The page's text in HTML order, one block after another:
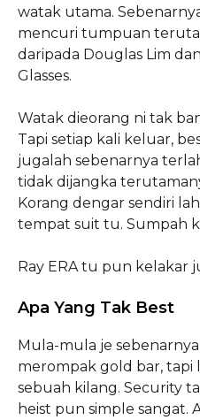
watak utama.
mencuri tumpuan
daripada Douglas Lim
Glasses.
Watak dieorang ni tak
Tapi setiap kali keluar,
jugalah sebenarnya
tidak dijangka
Korang dengar sendiri
tempat suit tu. Sumpah
Ray ERA tu pun kelakar
Apa Yang Tak Best
Mula-mula je
merompak gold bar, tapi
sebuah kilang. Security
heist pun simple sangat.